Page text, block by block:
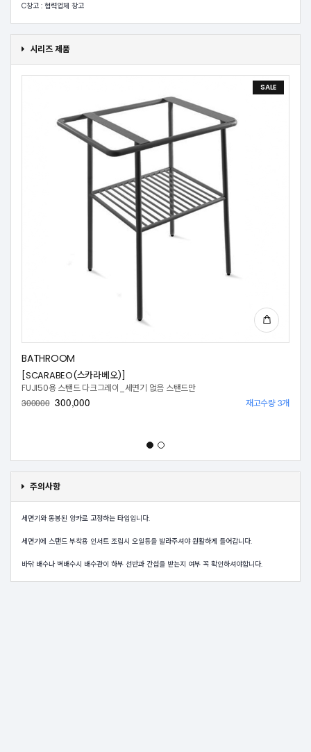
C창고 : 협력업체 창고
시리즈 제품
SALE
BATHROOM
[SCARABEO(스카라베오)]
FUJI50용 스탠드 다크그레이_세면기 없음 스탠드만
300000 300,000 재고수량 3개
주의사항
세면기와 동봉된 앙카로 고정하는 타입입니다.
세면기에 스탠드 부착용 인서트 조립시 오일등을 발라주셔야 원활하게 들어갑니다.
바닦 배수나 벽배수시 배수관이 하부 선반과 간섭을 받는지 여부 꼭 확인하셔야합니다.